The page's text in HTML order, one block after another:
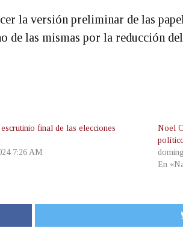
la versión preliminar de las
de las mismas por la reducción
final de las elecciones
7:26 AM
Noel
En